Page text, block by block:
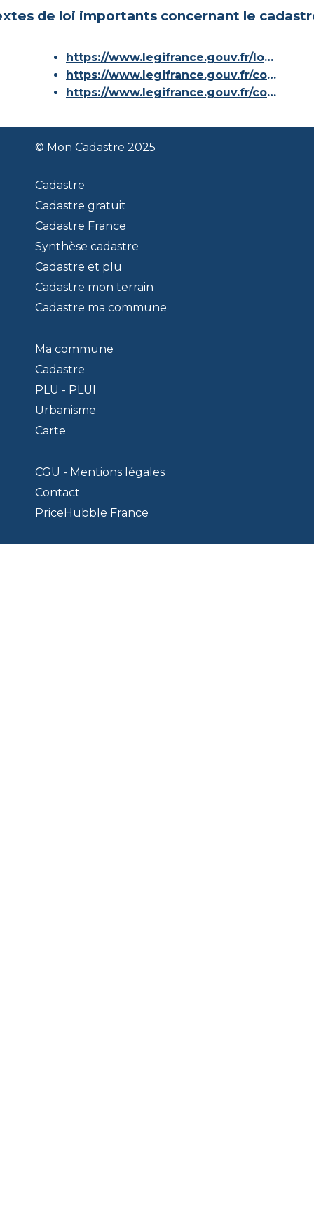
de loi importants concernant le
https://www.legifrance.gouv.fr/loda/id/JORFTEXT000000686267/
https://www.legifrance.gouv.fr/codes/article_lc/LEGIARTI000036588629/
https://www.legifrance.gouv.fr/codes/id/LEGISCTA000006180153/
© Mon Cadastre 2025
Cadastre
Cadastre gratuit
Cadastre France
Synthèse cadastre
Cadastre et plu
Cadastre mon terrain
Cadastre ma commune
Ma commune
Cadastre
PLU - PLUI
Urbanisme
Carte
CGU - Mentions légales
Contact
PriceHubble France